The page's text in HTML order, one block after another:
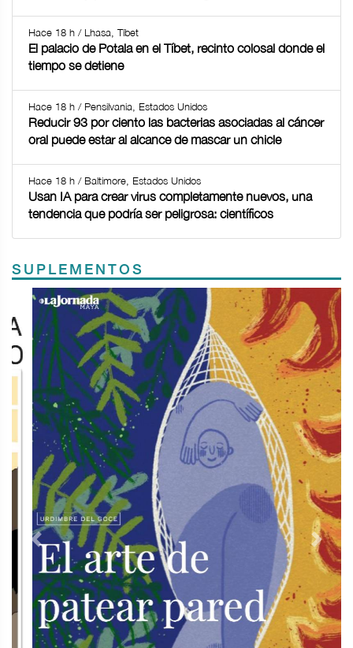
Hace 18 h / Lhasa, Tíbet
El palacio de Potala en el Tíbet, recinto colosal donde el
tiempo se detiene
Hace 18 h / Pensilvania, Estados Unidos
Reducir 93 por ciento las bacterias asociadas al cáncer
oral puede estar al alcance de mascar un chicle
Hace 18 h / Baltimore, Estados Unidos
Usan IA para crear virus completamente nuevos, una
tendencia que podría ser peligrosa: científicos
SUPLEMENTOS
Previous Next